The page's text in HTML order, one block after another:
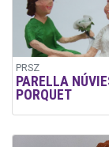
PRSZ
PARELLA
PORQUET